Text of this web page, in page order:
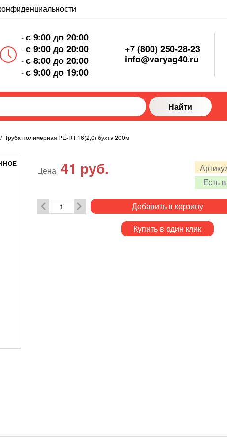
-с 9:00 до 20:00
-с 9:00 до 20:00
-с 8:00 до 20:00
-с 9:00 до 19:00
+7 (800) 250-28-23
info@varyag40.ru
Найти
/ Труба полимерная PE-RT 16(2,0) бухта 200м
Есть
Цена: 41 руб.
Добавить в корзину
Купить в один клик